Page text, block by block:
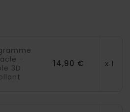
-
3D
14,90 € x 1